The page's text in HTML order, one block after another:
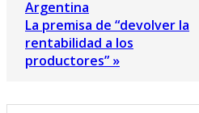
Argentina
La premisa de “devolver la
rentabilidad a los
productores” »